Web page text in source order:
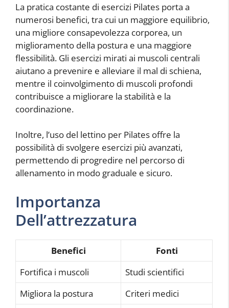
La pratica costante di esercizi Pilates porta a
numerosi benefici, tra cui un maggiore equilibrio,
una migliore consapevolezza corporea, un
miglioramento della postura e una maggiore
flessibilità. Gli esercizi mirati ai muscoli centrali
aiutano a prevenire e alleviare il mal di schiena,
mentre il coinvolgimento di muscoli profondi
contribuisce a migliorare la stabilità e la
coordinazione.
Inoltre, l’uso del lettino per Pilates offre la
possibilità di svolgere esercizi più avanzati,
permettendo di progredire nel percorso di
allenamento in modo graduale e sicuro.
Importanza
Dell’attrezzatura
Benefici
Fonti
Fortifica i muscoli
Studi scientifici
Migliora la postura
Criteri medici